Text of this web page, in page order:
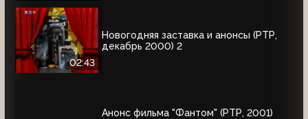
02:43
Новогодняя заставка и анонсы (РТР,
декабрь 2000) 2
Анонс фильма "Фантом" (РТР, 2001)